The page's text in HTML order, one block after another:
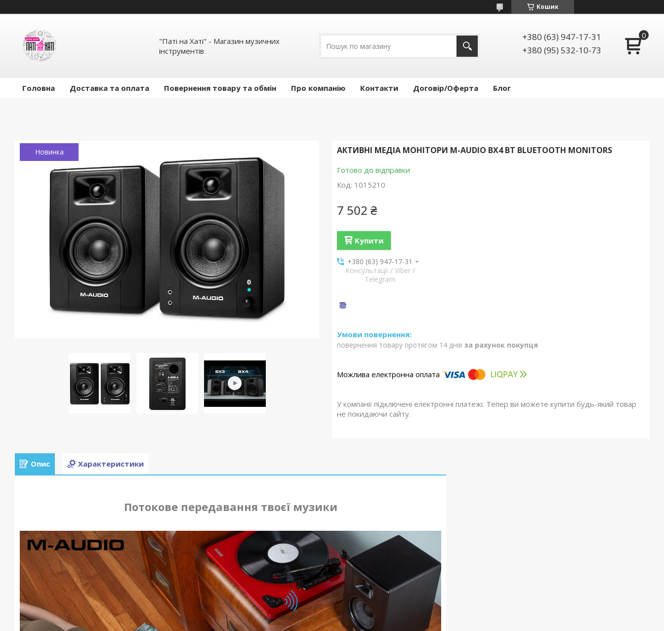
Кошик
"Паті на Хаті" - Магазин музичних
інструментів
+380 (63) 947-17-31
+380 (95) 532-10-73
Головна Доставка та оплата Повернення товару та обмін Про компанію Контакти Договір/Оферта Блог
Новинка АКТИВНІ МЕДІА МОНІТОРИ M-AUDIO BX4 BT BLUETOOTH MONITORS
Готово до відправки
Код: 1015210
7 502 ₴
Купити
+380 (63) 947-17-31
Консультації / Viber /
Telegram
повернення товару протягом 14 днів за рахунок покупця
У компанії підключені електронні платежі. Тепер ви можете купити будь-який товар
не покидаючи сайту.
Опис Характеристики
Потокове передавання твоєї музики